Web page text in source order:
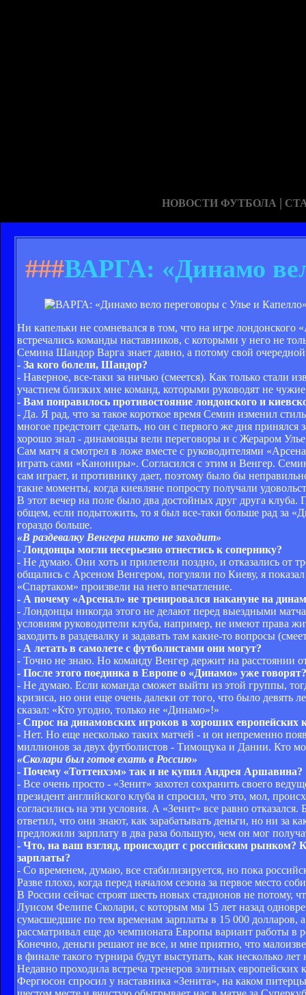
НОВОСТИ ФУТБОЛА |
###ВАРГА: «Динамо
Ни капельки не сомневался в том, что на игре лондонского
встречались команды наставников, с которыми у него не
Семина Шандор Варга знает давно, а потому свой
- За кого болели, Шандор?
- Наверное, все-таки за ничью (смеется). Как только стали
участием близких мне команд, которыми руководят не
- Вам понравилось противостояние лондонского и
- Да. Я рад, что за такое короткое время Семин изменил
многое предстоит сделать, но он с первого же дня принялся
хорошо знал - динамовцы вели переговоры и с Жераром
Сам матч я смотрел в ложе вместе с руководителями
играть сами «Канониры». Согласился с этим и Венгер.
сам играет, и противнику дает, поэтому было бы
такие моменты, когда киевляне попросту получали
В этот вечер на поле было два достойных друг друга
общем, если подытожить, то я был все-таки больше рад за
гораздо больше.
«В раздевалку Венгера никто не заходит»
- Лондонцы могли несерьезно отнестись к сопернику?
- Не думаю. Они хоть и прилетели поздно, и отказались от
общались с Арсеном Венгером, погуляли по Киеву, я
«Спартаком» произвели на него впечатление.
- А почему «Арсенал» не тренировался накануне на
- Лондонцы никогда этого не делают перед выездными
условиям руководители клуба, например, не имеют права
заходить в раздевалку и задавать там какие-то вопросы
- А летать в самолете с футболистами они могут?
- Точно не знаю. Но команду Венгер держит на расстоянии
- После этого поединка в Европе о «Динамо» уже говорят?
- Не думаю. Если команда сможет выйти из этой группы,
кризиса, но они еще очень далеки от того, что было
сказал: «Кто угодно, только не «Динамо»!»
- Спрос на динамовских игроков в хороших европейских
- Нет. Но еще несколько таких матчей - и он непременно
миллионов за двух футболистов - Тимощука и Дании. Кто
«Сколари был готов ехать в Россию»
- Почему «Тоттенхэм» так и не купил Андрея Аршавина?
- Все очень просто - «Зенит» захотел сохранить своего
президент английского клуба и спросил, что это, мол,
согласились на эти условия. А «Зенит» все равно
ответил, что они знают, как зарабатывать деньги, но ни за
предложили зарплату в два раза большую, чем он мог
- Что, на ваш взгляд, происходит с российским рынком?
зарплаты?
- Со временем, думаю, все стабилизируется, но пока
Разве плохо, когда перед началом сезона за первое место
В России сейчас строят шесть новых стадионов не потому,
Луисом Фелипе Сколари, с которым мы 15 лет назад
сумасшедшие по тем временам зарплаты в 15 000 долларов,
рассматривал еще до чемпионата Европы вариант работы в
Конечно, деньги решают не все, и мне приятно, что
в финале такого турнира будут выступать, как несколько
Недавно проходила встреча тренеров элитных
Фергюсон спросил у наставника «Зенита», на каком